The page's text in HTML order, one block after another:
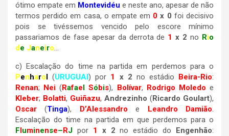
ótimo empate em Montevidéu e neste ano, apesar de não
termos perdido em casa, o empate em 0 x 0 foi decisivo
pois se tivéssemos vencido pelo escore mínimo
passariamos de fase apesar da derrota de 1 x 2 no Rio
de Janeiro…
c) Escalação do time na partida em perdemos para o
Penharol (URUGUAI) por 1 x 2 no estádio Beira-Rio:
Renan; Nei (Rafael Sóbis), Bolívar, Rodrigo Moledo e
Kleber; Bolatti, Guiñazu, Andrezinho (Ricardo Goulart),
Oscar (Tinga), D’Alessandro e Leandro Damião.
Escalação do time na partida em que perdemos para o
Fluminense–RJ por 1 x 2 no estádio do Engenhão: